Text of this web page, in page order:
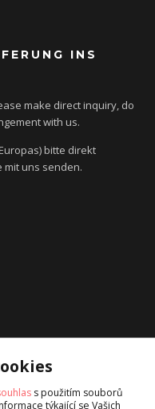
INS
make direct inquiry, do
with us.
bitte direkt
mit uns senden.
s použitím souborů
týkající se Vašich